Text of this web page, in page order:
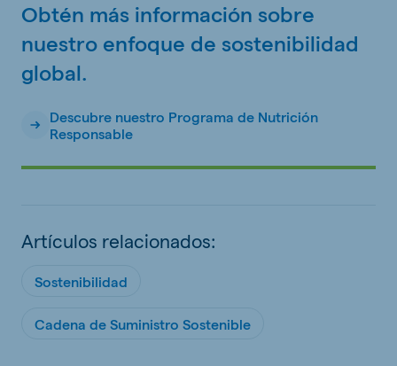
Obtén más información sobre
nuestro enfoque de sostenibilidad
global.
Descubre nuestro Programa de Nutrición
Responsable
Artículos relacionados:
Sostenibilidad
Cadena de Suministro Sostenible